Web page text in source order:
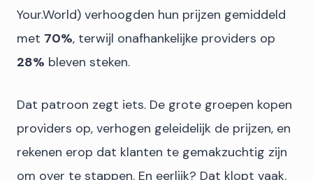
Your.World) verhoogden hun prijzen gemiddeld
met 70%, terwijl onafhankelijke providers op
28% bleven steken.
Dat patroon zegt iets. De grote groepen kopen
providers op, verhogen geleidelijk de prijzen, en
rekenen erop dat klanten te gemakzuchtig zijn
om over te stappen. En eerlijk? Dat klopt vaak.